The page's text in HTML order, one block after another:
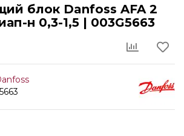
блок Danfoss AFA 2
н 0,3-1,5 | 003G5663